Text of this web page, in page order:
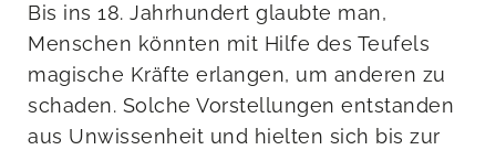
Bis ins 18. Jahrhundert glaubte man,
Menschen könnten mit Hilfe des Teufels
magische Kräfte erlangen, um anderen zu
schaden. Solche Vorstellungen entstanden
aus Unwissenheit und hielten sich bis zur